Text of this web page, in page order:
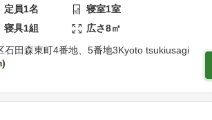
定員1名 寝室1室
寝具1組 広さ8㎡
石田森東町4番地、5番地3Kyoto tsukiusagi